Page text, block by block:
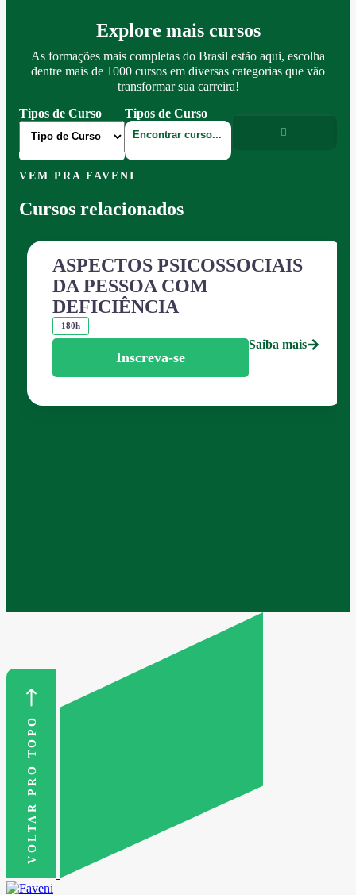
Explore mais cursos
As formações mais completas do Brasil estão aqui, escolha
dentre mais de 1000 cursos em diversas categorias que vão
transformar sua carreira!
Tipos de Curso
Tipos de Curso
VEM PRA FAVENI
Cursos relacionados
ASPECTOS PSICOSSOCIAIS
DA PESSOA COM
DEFICIÊNCIA
180h
Inscreva-se
Saiba mais
VOLTAR PRO TOPO